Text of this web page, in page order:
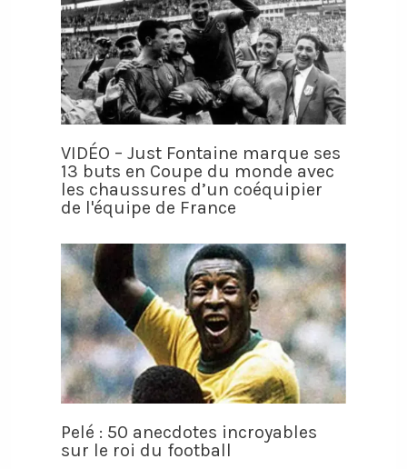
VIDÉO – Just Fontaine marque ses
13 buts en Coupe du monde avec
les chaussures d’un coéquipier
de l'équipe de France
Pelé : 50 anecdotes incroyables
sur le roi du football